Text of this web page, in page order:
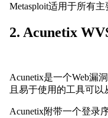
Metasploit适用于所有
2. Acunetix
Acunetix是一个Web漏
且易于使用的工具可以
Acunetix附带一个登录